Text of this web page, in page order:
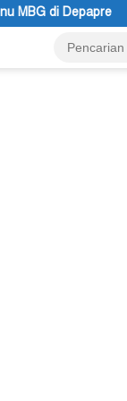
Bupati Kabupaten